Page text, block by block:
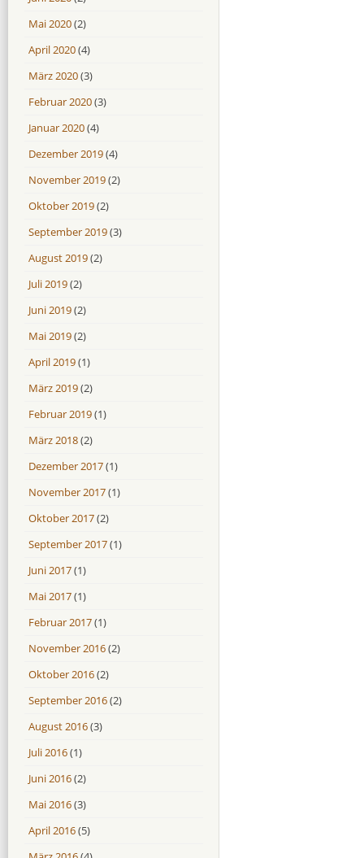
Mai 2020(2)
April 2020(4)
März 2020(3)
Februar 2020(3)
Januar 2020(4)
Dezember 2019(4)
November 2019(2)
Oktober 2019(2)
September 2019(3)
August 2019(2)
Juli 2019(2)
Juni 2019(2)
Mai 2019(2)
April 2019(1)
März 2019(2)
Februar 2019(1)
März 2018(2)
Dezember 2017(1)
November 2017(1)
Oktober 2017(2)
September 2017(1)
Juni 2017(1)
Mai 2017(1)
Februar 2017(1)
November 2016(2)
Oktober 2016(2)
September 2016(2)
August 2016(3)
Juli 2016(1)
Juni 2016(2)
Mai 2016(3)
April 2016(5)